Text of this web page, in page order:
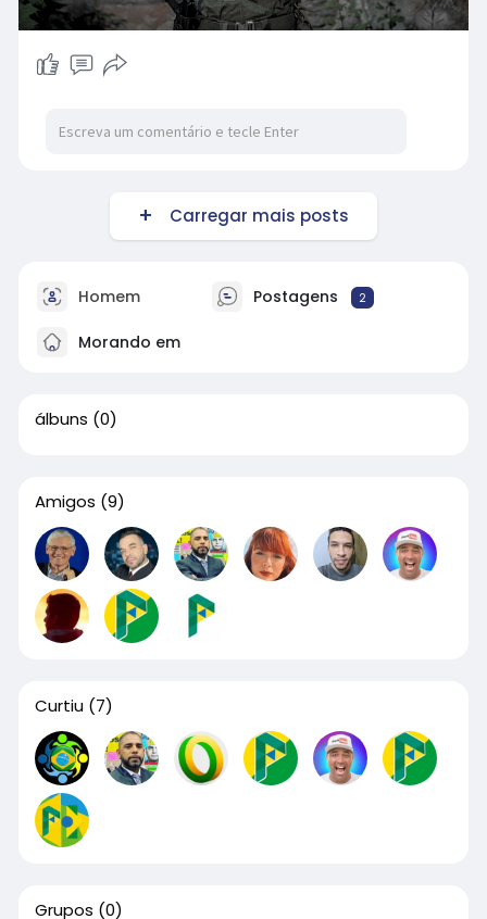
Carregar mais posts
Homem Postagens 2
Morando em
álbuns (0)
Amigos (9)
Curtiu (7)
Grupos (0)